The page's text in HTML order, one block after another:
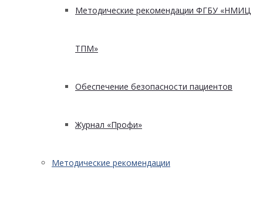
Методические рекомендации ФГБУ «НМИЦ
ТПМ»
Обеспечение безопасности пациентов
Журнал «Профи»
Методические рекомендации